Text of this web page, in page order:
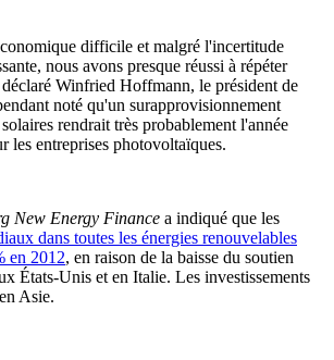
difficile et malgré l'incertitude
nous avons presque réussi à répéter
Winfried Hoffmann, le président de
noté qu'un surapprovisionnement
rendrait très probablement l'année
les entreprises photovoltaïques.
New Energy Finance a indiqué que les
dans toutes les énergies renouvelables
en 2012, en raison de la baisse du soutien
États-Unis et en Italie. Les investissements
Asie.